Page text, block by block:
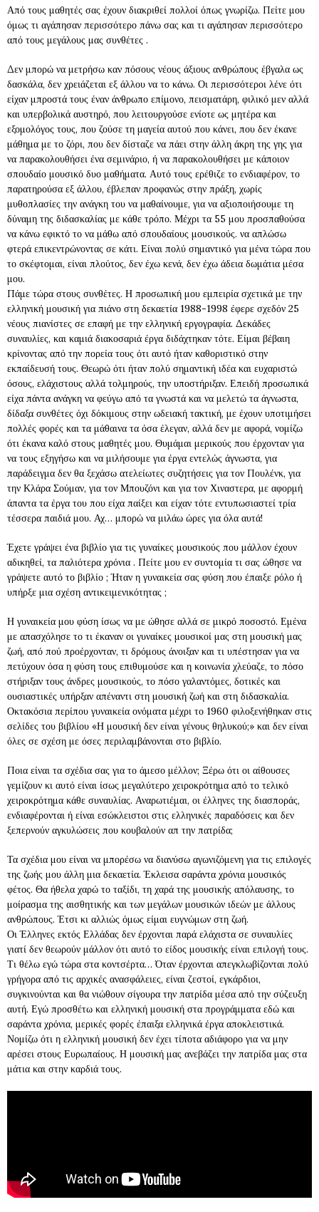
Από τους μαθητές σας έχουν διακριθεί πολλοί όπως γνωρίζω. Πείτε μου
όμως τι αγάπησαν περισσότερο πάνω σας και τι αγάπησαν περισσότερο
από τους μεγάλους μας συνθέτες .
Δεν μπορώ να μετρήσω καν πόσους νέους άξιους ανθρώπους έβγαλα ως
δασκάλα, δεν χρειάζεται εξ άλλου να το κάνω. Οι περισσότεροι λένε ότι
είχαν μπροστά τους έναν άνθρωπο επίμονο, πεισματάρη, φιλικό μεν αλλά
και υπερβολικά αυστηρό, που λειτουργούσε ενίοτε ως μητέρα και
εξομολόγος τους, που ζούσε τη μαγεία αυτού που κάνει, που δεν έκανε
μάθημα με το ζόρι, που δεν δίσταζε να πάει στην άλλη άκρη της γης για
να παρακολουθήσει ένα σεμινάριο, ή να παρακολουθήσει με κάποιον
σπουδαίο μουσικό δυο μαθήματα. Αυτό τους ερέθιζε το ενδιαφέρον, το
παρατηρούσα εξ άλλου, έβλεπαν προφανώς στην πράξη, χωρίς
μυθοπλασίες την ανάγκη του να μαθαίνουμε, για να αξιοποιήσουμε τη
δύναμη της διδασκαλίας με κάθε τρόπο. Μέχρι τα 55 μου προσπαθούσα
να κάνω εφικτό το να μάθω από σπουδαίους μουσικούς. να απλώσω
φτερά επικεντρώνοντας σε κάτι. Είναι πολύ σημαντικό για μένα τώρα που
το σκέφτομαι, είναι πλούτος, δεν έχω κενά, δεν έχω άδεια δωμάτια μέσα
μου.
Πάμε τώρα στους συνθέτες. Η προσωπική μου εμπειρία σχετικά με την
ελληνική μουσική για πιάνο στη δεκαετία 1988-1998 έφερε σχεδόν 25
νέους πιανίστες σε επαφή με την ελληνική εργογραφία. Δεκάδες
συναυλίες, και καμιά διακοσαριά έργα διδάχτηκαν τότε. Είμαι βέβαιη
κρίνοντας από την πορεία τους ότι αυτό ήταν καθοριστικό στην
εκπαίδευσή τους. Θεωρώ ότι ήταν πολύ σημαντική ιδέα και ευχαριστώ
όσους, ελάχιστους αλλά τολμηρούς, την υποστήριξαν. Επειδή προσωπικά
είχα πάντα ανάγκη να φεύγω από τα γνωστά και να μελετώ τα άγνωστα,
δίδαξα συνθέτες όχι δόκιμους στην ωδειακή τακτική, με έχουν υποτιμήσει
πολλές φορές και τα μάθαινα τα όσα έλεγαν, αλλά δεν με αφορά, νομίζω
ότι έκανα καλό στους μαθητές μου. Θυμάμαι μερικούς που έρχονταν για
να τους εξηγήσω και να μιλήσουμε για έργα εντελώς άγνωστα, για
παράδειγμα δεν θα ξεχάσω ατελείωτες συζητήσεις για τον Πουλένκ, για
την Κλάρα Σούμαν, για τον Μπουζόνι και για τον Χιναστερα, με αφορμή
άπαντα τα έργα του που είχα παίξει και είχαν τότε εντυπωσιαστεί τρία
τέσσερα παιδιά μου. Αχ… μπορώ να μιλάω ώρες για όλα αυτά!
Έχετε γράψει ένα βιβλίο για τις γυναίκες μουσικούς που μάλλον έχουν
αδικηθεί, τα παλιότερα χρόνια . Πείτε μου εν συντομία τι σας ώθησε να
γράψετε αυτό το βιβλίο ; Ήταν η γυναικεία σας φύση που έπαιξε ρόλο ή
υπήρξε μια σχέση αντικειμενικότητας ;
Η γυναικεία μου φύση ίσως να με ώθησε αλλά σε μικρό ποσοστό. Εμένα
με απασχόλησε το τι έκαναν οι γυναίκες μουσικοί μας στη μουσική μας
ζωή, από πού προέρχονταν, τι δρόμους άνοιξαν και τι υπέστησαν για να
πετύχουν όσα η φύση τους επιθυμούσε και η κοινωνία χλεύαζε, το πόσο
στήριξαν τους άνδρες μουσικούς, το πόσο γαλαντόμες, δοτικές και
ουσιαστικές υπήρξαν απέναντι στη μουσική ζωή και στη διδασκαλία.
Οκτακόσια περίπου γυναικεία ονόματα μέχρι το 1960 φιλοξενήθηκαν στις
σελίδες του βιβλίου «Η μουσική δεν είναι γένους θηλυκού;» και δεν είναι
όλες σε σχέση με όσες περιλαμβάνονται στο βιβλίο.
Ποια είναι τα σχέδια σας για το άμεσο μέλλον; Ξέρω ότι οι αίθουσες
γεμίζουν κι αυτό είναι ίσως μεγαλύτερο χειροκρότημα από το τελικό
χειροκρότημα κάθε συναυλίας. Αναρωτιέμαι, οι έλληνες της διασποράς,
ενδιαφέρονται ή είναι εσώκλειστοι στις ελληνικές παραδόσεις και δεν
ξεπερνούν αγκυλώσεις που κουβαλούν απ την πατρίδα;
Τα σχέδια μου είναι να μπορέσω να διανύσω αγωνιζόμενη για τις επιλογές
της ζωής μου άλλη μια δεκαετία. Έκλεισα σαράντα χρόνια μουσικός
φέτος. Θα ήθελα χαρώ το ταξίδι, τη χαρά της μουσικής απόλαυσης, το
μοίρασμα της αισθητικής και των μεγάλων μουσικών ιδεών με άλλους
ανθρώπους. Έτσι κι αλλιώς όμως είμαι ευγνώμων στη ζωή.
Οι Έλληνες εκτός Ελλάδας δεν έρχονται παρά ελάχιστα σε συναυλίες
γιατί δεν θεωρούν μάλλον ότι αυτό το είδος μουσικής είναι επιλογή τους.
Τι θέλω εγώ τώρα στα κοντσέρτα… Όταν έρχονται απεγκλωβίζονται πολύ
γρήγορα από τις αρχικές ανασφάλειες, είναι ζεστοί, εγκάρδιοι,
συγκινούνται και θα νιώθουν σίγουρα την πατρίδα μέσα από την σύζευξη
αυτή. Εγώ προσθέτω και ελληνική μουσική στα προγράμματα εδώ και
σαράντα χρόνια, μερικές φορές έπαιξα ελληνικά έργα αποκλειστικά.
Νομίζω ότι η ελληνική μουσική δεν έχει τίποτα αδιάφορο για να μην
αρέσει στους Ευρωπαίους. Η μουσική μας ανεβάζει την πατρίδα μας στα
μάτια και στην καρδιά τους.